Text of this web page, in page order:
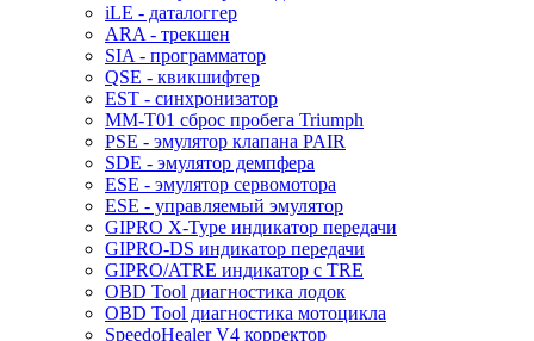
iLE - даталоггер
ARA - трекшен
SIA - программатор
QSE - квикшифтер
EST - синхронизатор
MM-T01 сброс пробега Triumph
PSE - эмулятор клапана PAIR
SDE - эмулятор демпфера
ESE - эмулятор сервомотора
ESE - управляемый эмулятор
GIPRO X-Type индикатор передачи
GIPRO-DS индикатор передачи
GIPRO/ATRE индикатор с TRE
OBD Tool диагностика лодок
OBD Tool диагностика мотоцикла
SpeedoHealer V4 корректор